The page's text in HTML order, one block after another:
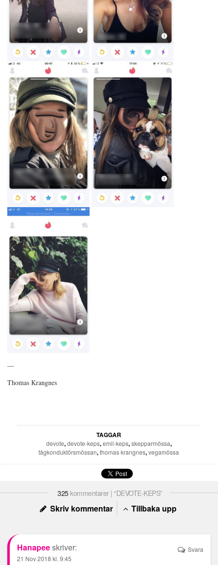
—
Thomas Krangnes
TAGGAR
devote,devote-keps,emil-keps,skepparmössa,
tågkonduktörsmössan,thomas krangnes,vegamössa
325kommentarer | “DEVOTE-KEPS”
Skriv kommentar Tillbaka upp
Hanapeeskriver:
21 Nov 2018 kl. 9:45
Svara